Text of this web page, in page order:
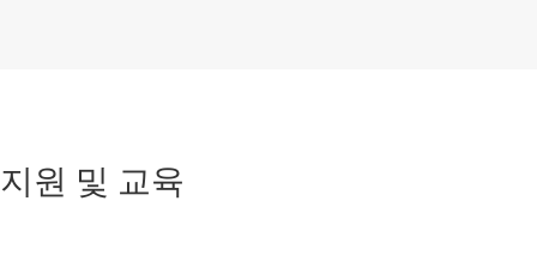
지원 및 교육